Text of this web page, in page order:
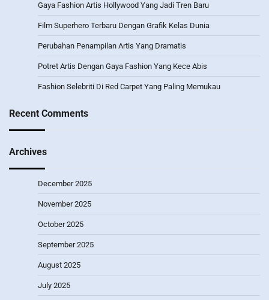
Gaya Fashion Artis Hollywood Yang Jadi Tren Baru
Film Superhero Terbaru Dengan Grafik Kelas Dunia
Perubahan Penampilan Artis Yang Dramatis
Potret Artis Dengan Gaya Fashion Yang Kece Abis
Fashion Selebriti Di Red Carpet Yang Paling Memukau
Recent Comments
Archives
December 2025
November 2025
October 2025
September 2025
August 2025
July 2025